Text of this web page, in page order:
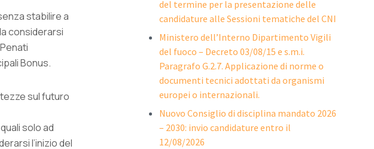
stabilire a
considerarsi
Bonus.
sul futuro
solo ad
l’inizio del
del termine per la presentazione delle
candidature alle Sessioni tematiche del CNI
Ministero dell’Interno Dipartimento Vigili
del fuoco – Decreto 03/08/15 e s.m.i.
Paragrafo G.2.7. Applicazione di norme o
documenti tecnici adottati da organismi
europei o internazionali.
Nuovo Consiglio di disciplina mandato 2026
– 2030: invio candidature entro il
12/08/2026